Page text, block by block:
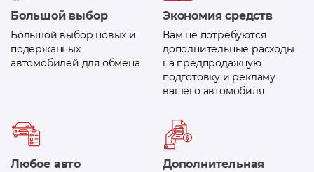
Большой выбор
Большой выбор новых и
подержанных
автомобилей для обмена
Экономия средств
Вам не потребуются
дополнительные расходы
на предпродажную
подготовку и рекламу
вашего автомобиля
Любое авто
Дополнительная